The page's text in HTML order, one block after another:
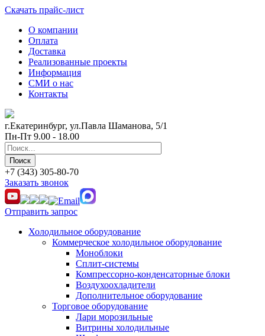
Скачать прайс-лист
О компании
Оплата
Доставка
Реализованные проекты
Информация
СМИ о нас
Контакты
г.Екатеринбург, ул.Павла Шаманова, 5/1
Пн-Пт 9.00 - 18.00
+7 (343) 305-80-70
Заказать звонок
Отправить запрос
Холодильное оборудование
Коммерческое холодильное оборудование
Моноблоки
Сплит-системы
Компрессорно-конденсаторные блоки
Воздухоохладители
Дополнительное оборудование
Торговое оборудование
Лари морозильные
Витрины холодильные